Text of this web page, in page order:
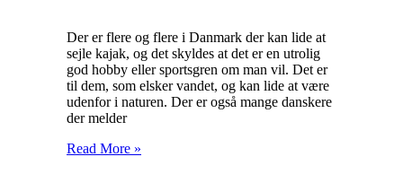
Der er flere og flere i Danmark der kan lide at
sejle kajak, og det skyldes at det er en utrolig
god hobby eller sportsgren om man vil. Det er
til dem, som elsker vandet, og kan lide at være
udenfor i naturen. Der er også mange danskere
der melder
Read More »